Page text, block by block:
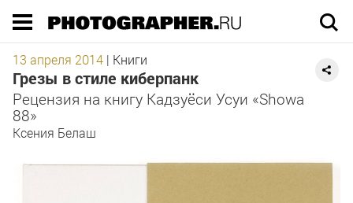
13 апреля 2014 | Книги
Грезы в стиле киберпанк
Рецензия на книгу Кадзуёси Усуи «Showa
88»
Ксения Белаш